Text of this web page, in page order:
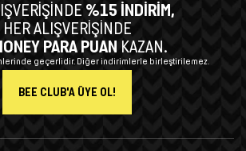
%15 İNDİRİM,
HER ALIŞVERİŞİNDE
PARA PUAN KAZAN.
geçerlidir. Diğer indirimlerle birleştirilemez.
BEE CLUB'A ÜYE OL!